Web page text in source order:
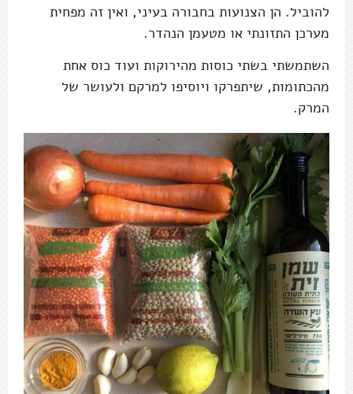
להוביל. הן הצנועות בחבורה בעיני, ואין זה מפחית
מערכן התזונתי או מטעמן הנהדר.
השתמשתי בשתי כוסות מהירוקות ועוד כוס אחת
מהכתומות, שיתפרקו ויוסיפו למרקם ולעושר של
המרק.